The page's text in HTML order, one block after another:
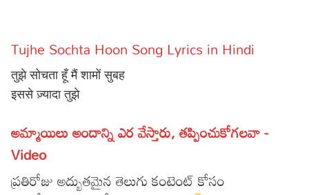
Articles
Facts
Christianity
Hinduism
Hindi
Lyrics in Hindi – Devotional Songs
Tamil
Tujhe Sochta Hoon Song Lyrics in Hindi
तुझे सोचता हूँ मैं शामों सुबह
इससे ज़्यादा तुझे
అమ్మాయిలు అందాన్ని ఎర వేస్తారు, తప్పించుకోగలవా -
Video
ప్రతిరోజు అద్బుతమైన తెలుగు కంటెంట్ కోసం